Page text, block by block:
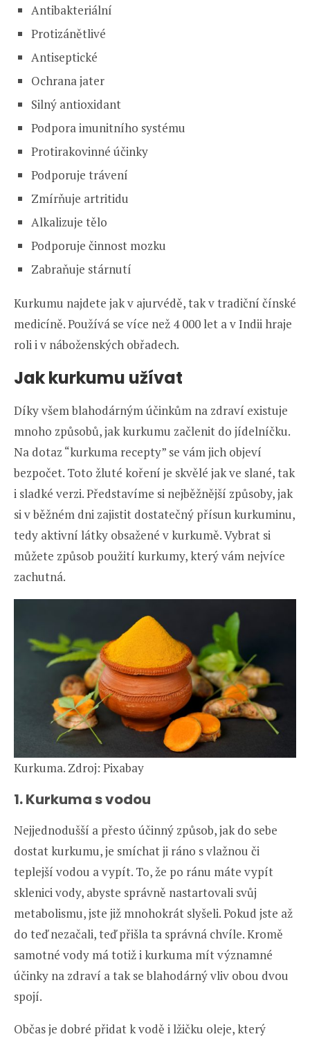
Antibakteriální
Protizánětlivé
Antiseptické
Ochrana jater
Silný antioxidant
Podpora imunitního systému
Protirakovinné účinky
Podporuje trávení
Zmírňuje artritidu
Alkalizuje tělo
Podporuje činnost mozku
Zabraňuje stárnutí
Kurkumu najdete jak v ajurvédě, tak v tradiční čínské
medicíně. Používá se více než 4 000 let a v Indii hraje
roli i v náboženských obřadech.
Jak kurkumu užívat
Díky všem blahodárným účinkům na zdraví existuje
mnoho způsobů, jak kurkumu začlenit do jídelníčku.
Na dotaz “kurkuma recepty” se vám jich objeví
bezpočet. Toto žluté koření je skvělé jak ve slané, tak
i sladké verzi. Představíme si nejběžnější způsoby, jak
si v běžném dni zajistit dostatečný přísun kurkuminu,
tedy aktivní látky obsažené v kurkumě. Vybrat si
můžete způsob použití kurkumy, který vám nejvíce
zachutná.
Kurkuma. Zdroj: Pixabay
1. Kurkuma s vodou
Nejjednodušší a přesto účinný způsob, jak do sebe
dostat kurkumu, je smíchat ji ráno s vlažnou či
teplejší vodou a vypít. To, že po ránu máte vypít
sklenici vody, abyste správně nastartovali svůj
metabolismu, jste již mnohokrát slyšeli. Pokud jste až
do teď nezačali, teď přišla ta správná chvíle. Kromě
samotné vody má totiž i kurkuma mít významné
účinky na zdraví a tak se blahodárný vliv obou dvou
spojí.
Občas je dobré přidat k vodě i lžičku oleje, který